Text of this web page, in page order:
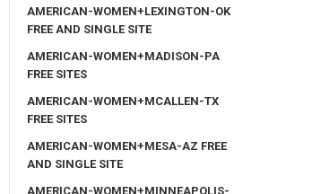
AMERICAN-WOMEN+LEXINGTON-OK
FREE AND SINGLE SITE
AMERICAN-WOMEN+MADISON-PA
FREE SITES
AMERICAN-WOMEN+MCALLEN-TX
FREE SITES
AMERICAN-WOMEN+MESA-AZ FREE
AND SINGLE SITE
AMERICAN-WOMEN+MINNEAPOLIS-